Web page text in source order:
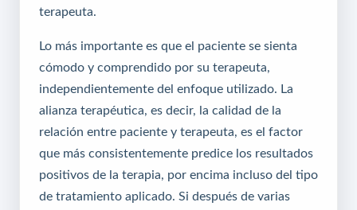
terapeuta.
Lo más importante es que el paciente se sienta
cómodo y comprendido por su terapeuta,
independientemente del enfoque utilizado. La
alianza terapéutica, es decir, la calidad de la
relación entre paciente y terapeuta, es el factor
que más consistentemente predice los resultados
positivos de la terapia, por encima incluso del tipo
de tratamiento aplicado. Si después de varias